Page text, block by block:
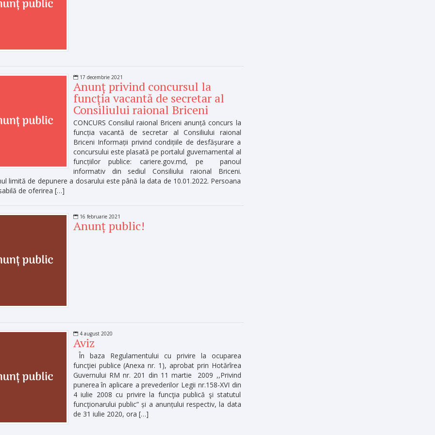
17 decembrie 2021
Anunț privind concursul la
funcția vacantă de secretar al
Consiliului raional Briceni
CONCURS Consiliul raional Briceni anunță concurs la
funcția vacantă de secretar al Consiliului raional
Briceni Informații privind condițiile de desfășurare a
concursului este plasată pe portalul guvernamental al
funcțiilor publice: cariere.gov.md, pe panoul
informativ din sediul Consiliului raional Briceni.
limită de depunere a dosarului este până la data de 10.01.2022. Persoana
de oferirea […]
16 februarie 2021
Anunț public!
4 august 2020
Aviz
În baza Regulamentului cu privire la ocuparea
funcţiei publice (Anexa nr. 1), aprobat prin Hotărîrea
Guvernului RM nr. 201 din 11 martie 2009 ,,Privind
punerea în aplicare a prevederilor Legii nr.158-XVI din
4 iulie 2008 cu privire la funcţia publică şi statutul
funcţionarului public” și a anunțului respectiv, la data
de 31 iulie 2020, ora […]